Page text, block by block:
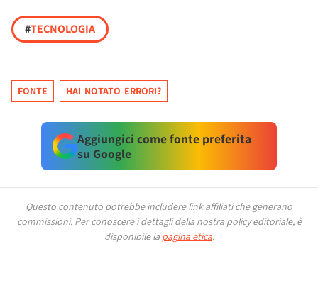
#TECNOLOGIA
FONTE HAI NOTATO ERRORI?
Aggiungici come fonte preferita
su Google
Questo contenuto potrebbe includere link affiliati che generano
commissioni. Per conoscere i dettagli della nostra policy editoriale, è
disponibile la pagina etica.